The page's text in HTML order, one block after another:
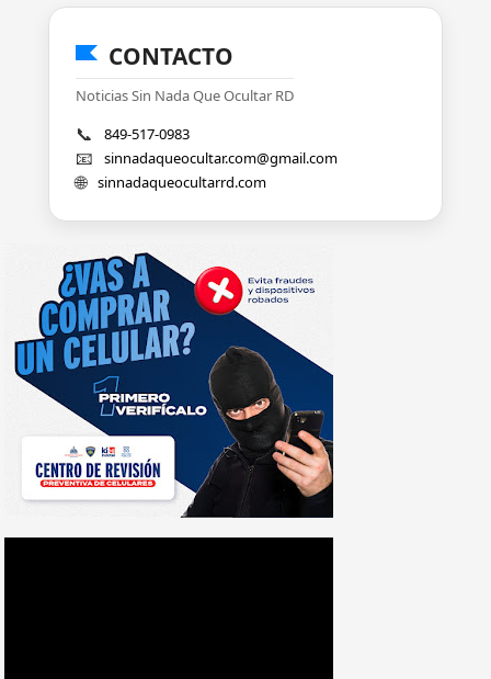
CONTACTO
Noticias Sin Nada Que Ocultar RD
📞 849-517-0983
📧 sinnadaqueocultar.com@gmail.com
🌐 sinnadaqueocultarrd.com